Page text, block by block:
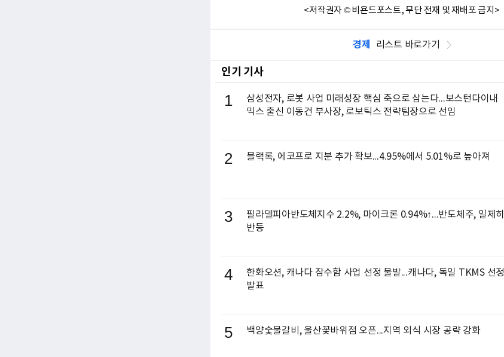
<저작권자 © 비욘드포스트, 무단 전재 및 재배포 금지>
경제 리스트 바로가기
인기 기사
1
삼성전자, 로봇 사업 미래성장 핵심 축으로 삼는다...보스턴다이내
믹스 출신 이동건 부사장, 로보틱스 전략팀장으로 선임
2 블랙록, 에코프로 지분 추가 확보...4.95%에서 5.01%로 높아져
3
필라델피아반도체지수 2.2%, 마이크론 0.94%↑...반도체주, 일제히
반등
4
한화오션, 캐나다 잠수함 사업 선정 불발...캐나다, 독일 TKMS 선정
발표
5 백양숯불갈비, 울산꽃바위점 오픈...지역 외식 시장 공략 강화